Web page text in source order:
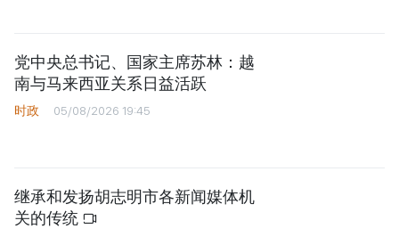
党中央总书记、国家主席苏林：越
南与马来西亚关系日益活跃
时政 05/08/2026 19:45
继承和发扬胡志明市各新闻媒体机
关的传统